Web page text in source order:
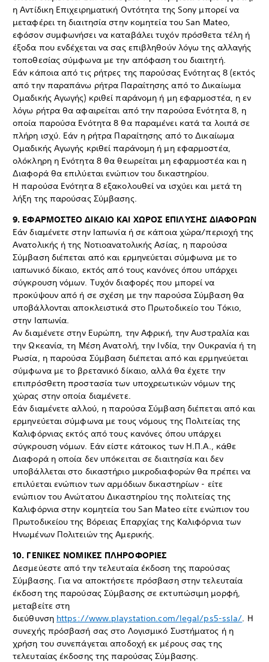
η Αντίδικη Επιχειρηματική Οντότητα της Sony μπορεί να
μεταφέρει τη διαιτησία στην κομητεία του San Mateo,
εφόσον συμφωνήσει να καταβάλει τυχόν πρόσθετα τέλη ή
έξοδα που ενδέχεται να σας επιβληθούν λόγω της αλλαγής
τοποθεσίας σύμφωνα με την απόφαση του διαιτητή.
Εάν κάποια από τις ρήτρες της παρούσας Ενότητας 8 (εκτός
από την παραπάνω ρήτρα Παραίτησης από το Δικαίωμα
Ομαδικής Αγωγής) κριθεί παράνομη ή μη εφαρμοστέα, η εν
λόγω ρήτρα θα αφαιρείται από την παρούσα Ενότητα 8, η
οποία παρούσα Ενότητα 8 θα παραμένει κατά τα λοιπά σε
πλήρη ισχύ. Εάν η ρήτρα Παραίτησης από το Δικαίωμα
Ομαδικής Αγωγής κριθεί παράνομη ή μη εφαρμοστέα,
ολόκληρη η Ενότητα 8 θα θεωρείται μη εφαρμοστέα και η
Διαφορά θα επιλύεται ενώπιον του δικαστηρίου.
Η παρούσα Ενότητα 8 εξακολουθεί να ισχύει και μετά τη
λήξη της παρούσας Σύμβασης.
9. ΕΦΑΡΜΟΣΤΕΟ ΔΙΚΑΙΟ ΚΑΙ ΧΩΡΟΣ ΕΠΙΛΥΣΗΣ ΔΙΑΦΟΡΩΝ
Εάν διαμένετε στην Ιαπωνία ή σε κάποια χώρα/περιοχή της
Ανατολικής ή της Νοτιοανατολικής Ασίας, η παρούσα
Σύμβαση διέπεται από και ερμηνεύεται σύμφωνα με το
ιαπωνικό δίκαιο, εκτός από τους κανόνες όπου υπάρχει
σύγκρουση νόμων. Τυχόν διαφορές που μπορεί να
προκύψουν από ή σε σχέση με την παρούσα Σύμβαση θα
υποβάλλονται αποκλειστικά στο Πρωτοδικείο του Τόκιο,
στην Ιαπωνία.
Αν διαμένετε στην Ευρώπη, την Αφρική, την Αυστραλία και
την Ωκεανία, τη Μέση Ανατολή, την Ινδία, την Ουκρανία ή τη
Ρωσία, η παρούσα Σύμβαση διέπεται από και ερμηνεύεται
σύμφωνα με το βρετανικό δίκαιο, αλλά θα έχετε την
επιπρόσθετη προστασία των υποχρεωτικών νόμων της
χώρας στην οποία διαμένετε.
Εάν διαμένετε αλλού, η παρούσα Σύμβαση διέπεται από και
ερμηνεύεται σύμφωνα με τους νόμους της Πολιτείας της
Καλιφόρνιας εκτός από τους κανόνες όπου υπάρχει
σύγκρουση νόμων. Εάν είστε κάτοικος των Η.Π.Α., κάθε
Διαφορά η οποία δεν υπόκειται σε διαιτησία και δεν
υποβάλλεται στο δικαστήριο μικροδιαφορών θα πρέπει να
επιλύεται ενώπιον των αρμόδιων δικαστηρίων - είτε
ενώπιον του Ανώτατου Δικαστηρίου της πολιτείας της
Καλιφόρνια στην κομητεία του San Mateo είτε ενώπιον του
Πρωτοδικείου της Βόρειας Επαρχίας της Καλιφόρνια των
Ηνωμένων Πολιτειών της Αμερικής.
10. ΓΕΝΙΚΕΣ ΝΟΜΙΚΕΣ ΠΛΗΡΟΦΟΡΙΕΣ
Δεσμεύεστε από την τελευταία έκδοση της παρούσας
Σύμβασης. Για να αποκτήσετε πρόσβαση στην τελευταία
έκδοση της παρούσας Σύμβασης σε εκτυπώσιμη μορφή,
μεταβείτε στη
διεύθυνση https://www.playstation.com/legal/ps5-ssla/. Η
συνεχής πρόσβασή σας στο Λογισμικό Συστήματος ή η
χρήση του συνεπάγεται αποδοχή εκ μέρους σας της
τελευταίας έκδοσης της παρούσας Σύμβασης.